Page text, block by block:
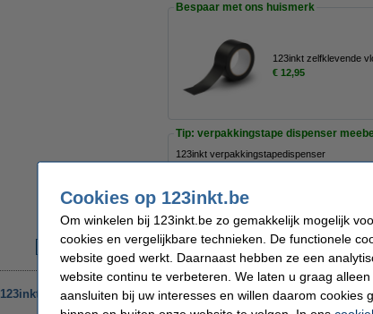
Bespaar met ons huismerk
123inkt zelfklevende
€ 12,95
Tip: verpakkingstape dispenser
123inkt verpakkingstapedispenser
Maandag in huis
€ 20,95
€ 17,31 excl. 21% btw
123inkt zelfklevende vloermarkeringstape oranje 50 mm x 33 m
Cookies op 123inkt.be
Om winkelen bij 123inkt.be zo gemakkelijk mogelijk
cookies en vergelijkbare technieken. De functionele
website goed werkt. Daarnaast hebben ze een
website continu te verbeteren. We laten u graag
aansluiten bij uw interesses en willen daarom cookies